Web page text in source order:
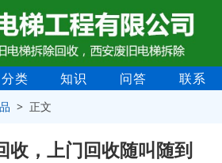
分类 知识 问答 联系
> 正文
收，上门回收随叫随到